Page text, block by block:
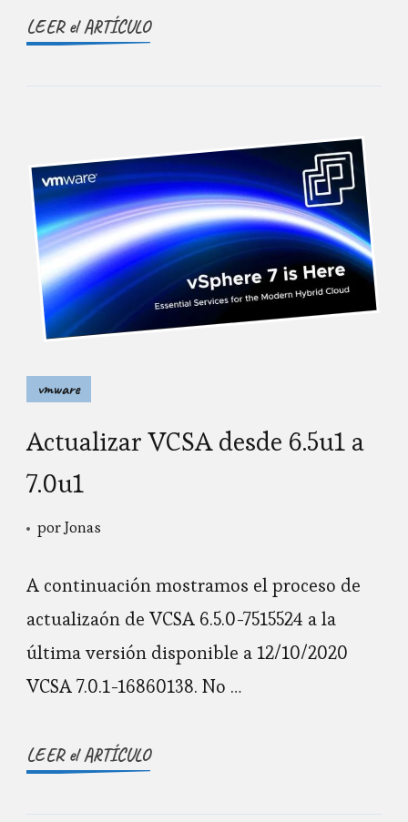
LEER el ARTÍCULO
vmware
Actualizar VCSA desde 6.5u1 a
7.0u1
porJonas
A continuación mostramos el proceso de
actualizaón de VCSA 6.5.0-7515524 a la
última versión disponible a 12/10/2020
VCSA 7.0.1-16860138. No …
LEER el ARTÍCULO